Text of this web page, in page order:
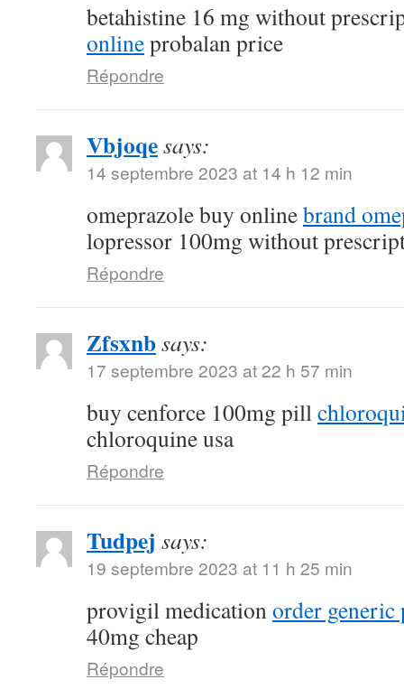
betahistine 16 mg without
onlineprobalan price
Répondre
Vbjoqesays:
14 septembre 2023 at 14 h 12 min
omeprazole buy onlinebrand
lopressor 100mg without
Répondre
Zfsxnbsays:
17 septembre 2023 at 22 h 57 min
buy cenforce 100mg pill
chloroquine usa
Répondre
Tudpej says:
19 septembre 2023 at 11 h 25 min
provigil medicationorder
40mg cheap
Répondre